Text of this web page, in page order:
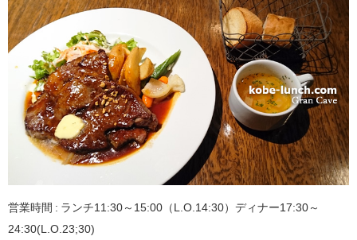
営業時間 : ランチ11:30～15:00（L.O.14:30）ディナー17:30～
24:30(L.O.23;30)